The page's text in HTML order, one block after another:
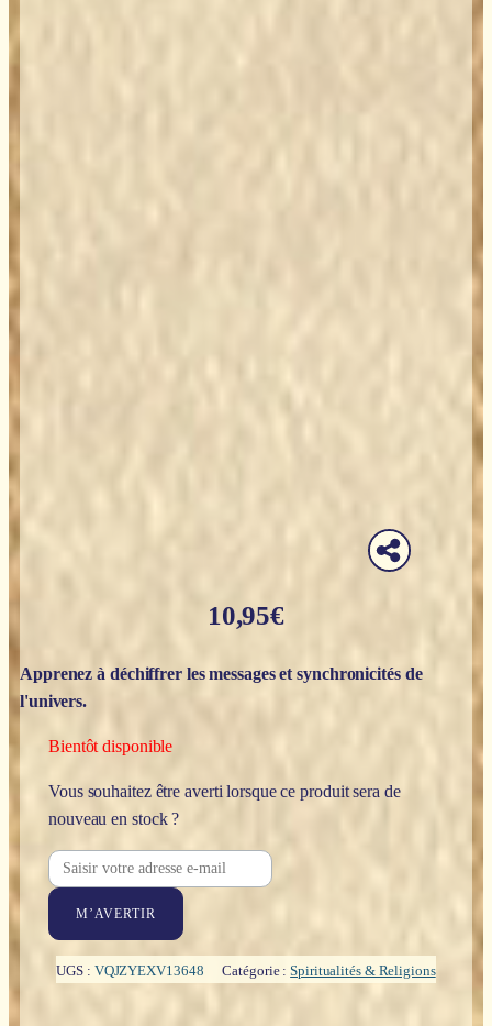
10,95€
Apprenez à déchiffrer les messages et synchronicités de
l'univers.
Bientôt disponible
Vous souhaitez être averti lorsque ce produit sera de
nouveau en stock ?
M’AVERTIR
UGS : VQJZYEXV13648 Catégorie :Spiritualités & Religions